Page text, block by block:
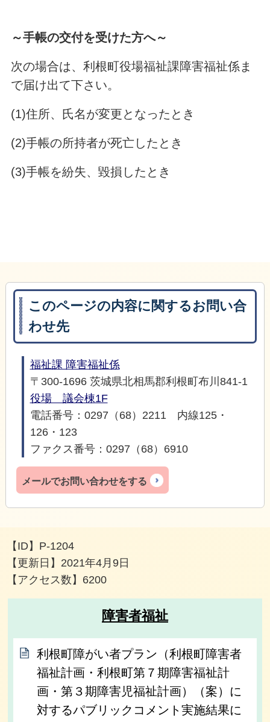
～手帳の交付を受けた方へ～
次の場合は、利根町役場福祉課障害福祉係ま
で届け出て下さい。
(1)住所、氏名が変更となったとき
(2)手帳の所持者が死亡したとき
(3)手帳を紛失、毀損したとき
このページの内容に関するお問い合
わせ先
福祉課 障害福祉係
〒300-1696 茨城県北相馬郡利根町布川841-1
役場 議会棟1F
電話番号：0297（68）2211 内線125・
126・123
ファクス番号：0297（68）6910
メールでお問い合わせをする
【ID】 P-1204
【更新日】 2021年4月9日
【アクセス数】 6200
障害者福祉
利根町障がい者プラン（利根町障害者
福祉計画・利根町第７期障害福祉計
画・第３期障害児福祉計画）（案）に
対するパブリックコメント実施結果に